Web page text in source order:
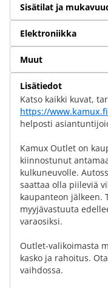
Sisätilat ja
Elektroniikka
Muut
Lisätiedot
Katso kaikki kuvat,
https://
helposti
Kamux Outlet on
kiinnostunut
kulkuneuvolle.
saattaa olla piileviä
kaupanteon jälkeen.
myyjävastuuta
varaosiksi.
Outlet-valikoimasta
kasko ja rahoitus.
vaihdossa.